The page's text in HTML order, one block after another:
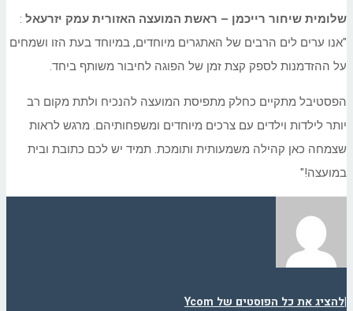
שלומית שיחור רייכמן – ראשת המועצה האזורית עמק יזרעאל :
"אנו ערים לים הרבים של האתגרים מיוחדים, במיוחד בעת הזו ושמחים
על ההזדמנות לספק קצת זמן של הפוגה לחיבור משותף ביחד.
הפסטיבל מתקיים כחלק מתפיסת המועצה להנכיח ולתת מקום רב
יותר לילדות וילדים עם צרכים מיוחדים ומשפחותיהם. מרגש לראות
שצמחה כאן קהילה משמעותית ותומכת. תמיד יש לכם כתובת ובית
במועצה!"
|להציג את כל הפוסטים של Ycom